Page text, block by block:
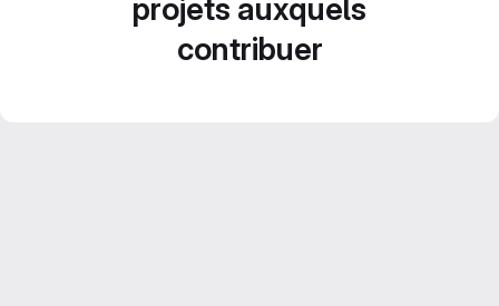
projets auxquels
contribuer